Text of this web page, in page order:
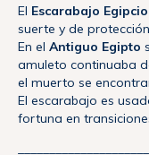
El Escarabajo
suerte y de
En el Antiguo Egipto
amuleto continuaba
el muerto se
El escarabajo es
fortuna en